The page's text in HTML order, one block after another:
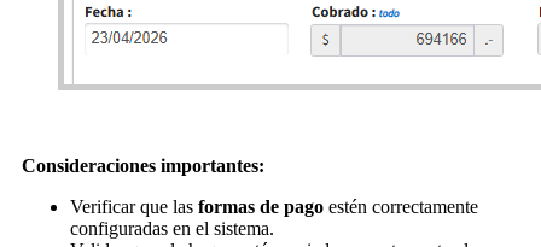
Consideraciones importantes:
Verificar que las formas de pago estén correctamente
configuradas en el sistema.